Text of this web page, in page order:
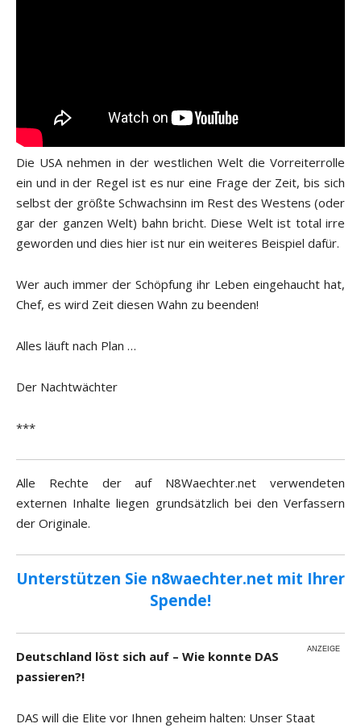
Die USA nehmen in der westlichen Welt die Vorreiterrolle
ein und in der Regel ist es nur eine Frage der Zeit, bis sich
selbst der größte Schwachsinn im Rest des Westens (oder
gar der ganzen Welt) bahn bricht. Diese Welt ist total irre
geworden und dies hier ist nur ein weiteres Beispiel dafür.
Wer auch immer der Schöpfung ihr Leben eingehaucht hat,
Chef, es wird Zeit diesen Wahn zu beenden!
Alles läuft nach Plan …
Der Nachtwächter
***
Alle Rechte der auf N8Waechter.net verwendeten
externen Inhalte liegen grundsätzlich bei den Verfassern
der Originale.
Unterstützen Sie n8waechter.net mit Ihrer
Spende!
ANZEIGE
Deutschland löst sich auf – Wie konnte DAS
passieren?!
DAS will die Elite vor Ihnen geheim halten: Unser Staat